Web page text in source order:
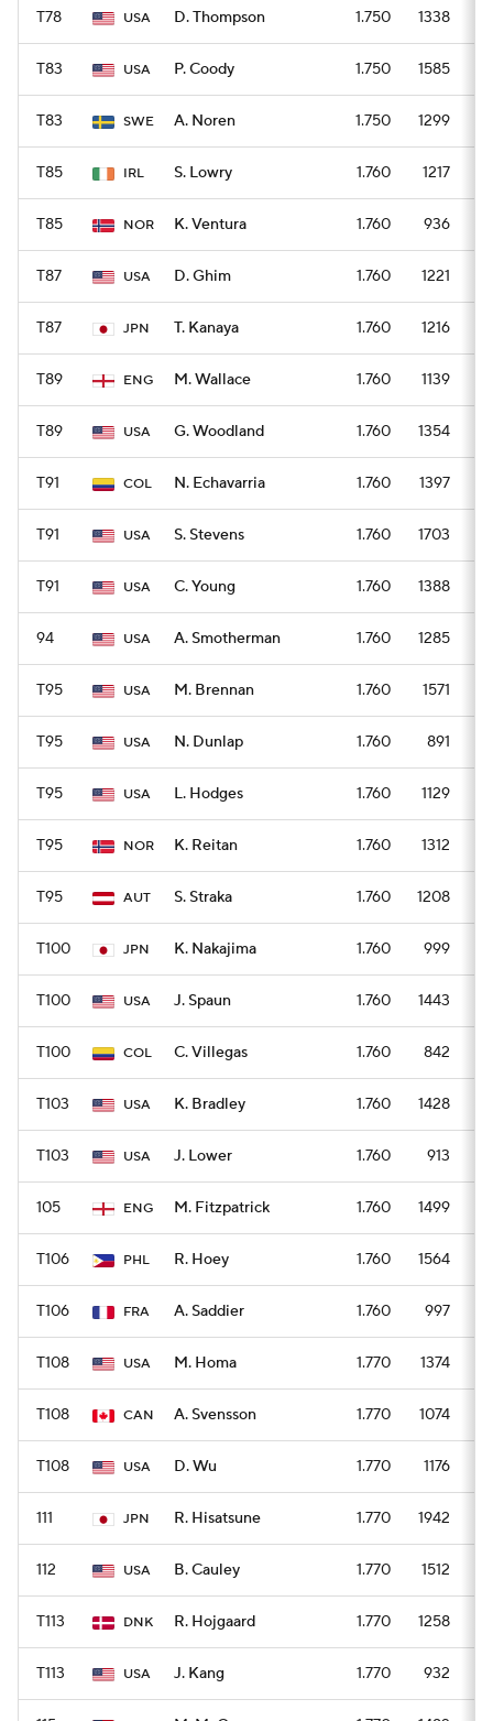
T78 USA D. Thompson 1.750 1338
T83 USA P. Coody 1.750 1585
T83 SWE A. Noren 1.750 1299
T85 IRL S. Lowry 1.760 1217
T85 NOR K. Ventura 1.760 936
T87 USA D. Ghim 1.760 1221
T87 JPN T. Kanaya 1.760 1216
T89 ENG M. Wallace 1.760 1139
T89 USA G. Woodland 1.760 1354
T91 COL N. Echavarria 1.760 1397
T91 USA S. Stevens 1.760 1703
T91 USA C. Young 1.760 1388
94 USA A. Smotherman 1.760 1285
T95 USA M. Brennan 1.760 1571
T95 USA N. Dunlap 1.760 891
T95 USA L. Hodges 1.760 1129
T95 NOR K. Reitan 1.760 1312
T95 AUT S. Straka 1.760 1208
T100 JPN K. Nakajima 1.760 999
T100 USA J. Spaun 1.760 1443
T100 COL C. Villegas 1.760 842
T103 USA K. Bradley 1.760 1428
T103 USA J. Lower 1.760 913
105 ENG M. Fitzpatrick 1.760 1499
T106 PHL R. Hoey 1.760 1564
T106 FRA A. Saddier 1.760 997
T108 USA M. Homa 1.770 1374
T108 CAN A. Svensson 1.770 1074
T108 USA D. Wu 1.770 1176
111 JPN R. Hisatsune 1.770 1942
112 USA B. Cauley 1.770 1512
T113 DNK R. Hojgaard 1.770 1258
T113 USA J. Kang 1.770 932